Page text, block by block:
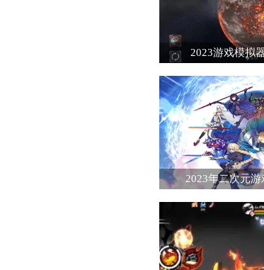
2023游戏模拟
2023年二次元